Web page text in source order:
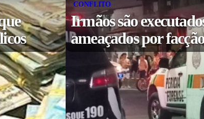
CONFLITO
Irmãos são
ameaçados por facção